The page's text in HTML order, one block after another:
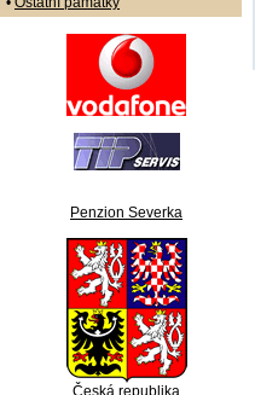
Penzion Severka
Česká republika